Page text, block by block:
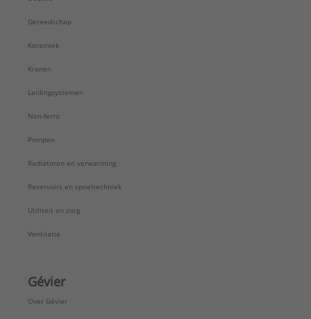
Gereedschap
Keramiek
Kranen
Leidingsystemen
Non-ferro
Pompen
Radiatoren en verwarming
Reservoirs en spoeltechniek
Utiliteit en zorg
Ventilatie
Gévier
Over Gévier